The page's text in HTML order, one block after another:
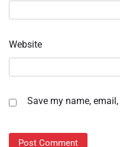
Website
Save my name,